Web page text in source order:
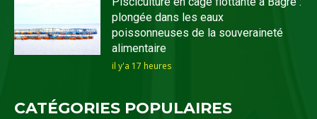
plongée dans les eaux
poissonneuses de la souveraineté
alimentaire
il y'a 17 heures
CATÉGORIES POPULAIRES